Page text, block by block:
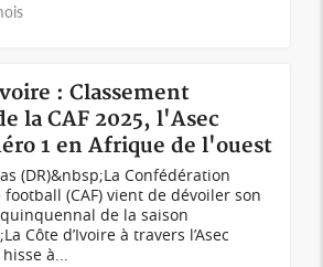
: Classement
la CAF 2025, l'Asec
1 en Afrique de l'ouest
(DR)&nbsp;La Confédération
(CAF) vient de dévoiler son
de la saison
Côte d’Ivoire à travers l’Asec
à...